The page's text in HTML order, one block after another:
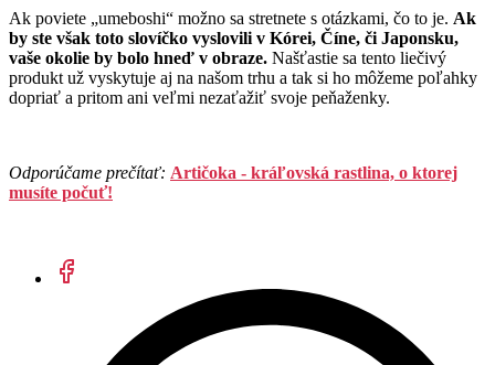
Ak poviete „umeboshi“ možno sa stretnete s otázkami, čo to je. Ak
by ste však toto slovíčko vyslovili v Kórei, Číne, či Japonsku,
vaše okolie by bolo hneď v obraze. Našťastie sa tento liečivý
produkt už vyskytuje aj na našom trhu a tak si ho môžeme poľahky
dopriať a pritom ani veľmi nezaťažiť svoje peňaženky.
Odporúčame prečítať: Artičoka - kráľovská rastlina, o ktorej
musíte počuť!